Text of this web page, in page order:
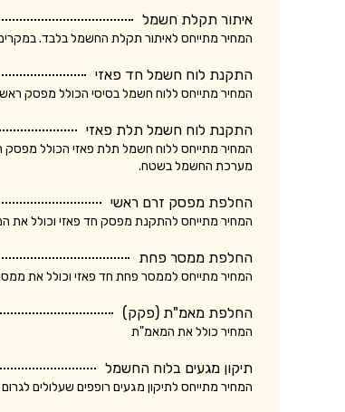
איתור תקלת חשמל
המחיר מתייחס לאיתור תקלת החשמל בלבד. במקרים בהם
התקנת לוח חשמל חד פאזי
המחיר מתייחס ללוח חשמל בסיסי הכולל מפסק ראשי ו- 10 מאמ"תים. המחיר אינו כולל ביקורת של
התקנת לוח חשמל תלת פאזי
מערכת החשמל בשטח.
החלפת מפסק זרם ראשי
המחיר מתייחס להתקנת מפסק חד פאזי וכולל את
החלפת ממסר פחת
המחיר מתייחס לממסר פחת חד פאזי וכולל את
החלפת מאמ"ת (פקק)
המחיר כולל את המאמ"ת
תיקון מגעים בלוח החשמל
המחיר מתייחס לתיקון מגעים רופפים שעלולים